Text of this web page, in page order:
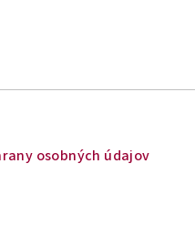
osobných údajov